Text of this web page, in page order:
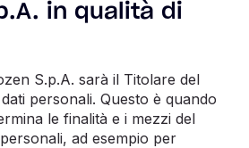
in qualità di
S.p.A. sarà il Titolare del
personali. Questo è quando
le finalità e i mezzi del
ad esempio per